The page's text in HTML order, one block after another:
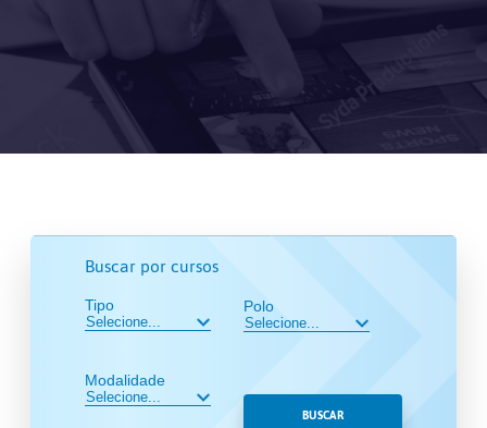
Buscar por cursos
Tipo
Modalidade
Polo
BUSCAR